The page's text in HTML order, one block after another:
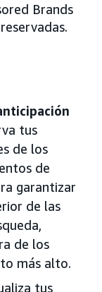
Brands
tus
de los
de
garantizar
de las
de los
más alto.
tus